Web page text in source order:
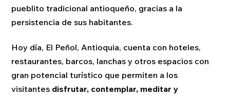
pueblito tradicional antioqueño, gracias a la
persistencia de sus habitantes.
Hoy día, El Peñol, Antioquia, cuenta con hoteles,
restaurantes, barcos, lanchas y otros espacios con
gran potencial turístico que permiten a los
visitantes disfrutar, contemplar, meditar y